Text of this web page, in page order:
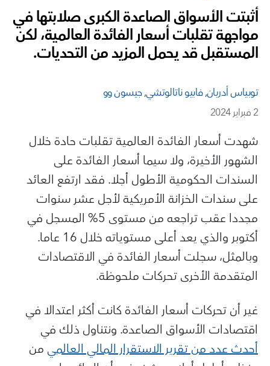
أثبتت الأسواق الصاعدة الكبرى صلابتها في
مواجهة تقلبات أسعار الفائدة العالمية، لكن
المستقبل قد يحمل المزيد من التحديات.
توبياس أدريان,فابيو ناتالوتشي,جيسون وو
2 فبراير 2024
شهدت أسعار الفائدة العالمية تقلبات حادة خلال
الشهور الأخيرة، ولا سيما أسعار الفائدة على
السندات الحكومية الأطول أجلا. فقد ارتفع العائد
على سندات الخزانة الأمريكية لأجل عشر سنوات
مجددا عقب تراجعه من مستوى 5% المسجل في
أكتوبر والذي يعد أعلى مستوياته خلال 16 عاما.
وبالمثل، سجلت أسعار الفائدة في الاقتصادات
المتقدمة الأخرى تحركات ملحوظة.
غير أن تحركات أسعار الفائدة كانت أكثر اعتدالا في
اقتصادات الأسواق الصاعدة. ونتناول ذلك في
أحدث عدد من تقرير الاستقرار المالي العالمي من